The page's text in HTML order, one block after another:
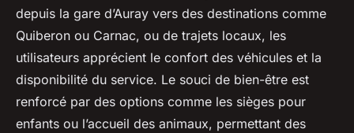
depuis la gare d’Auray vers des destinations comme
Quiberon ou Carnac, ou de trajets locaux, les
utilisateurs apprécient le confort des véhicules et la
disponibilité du service. Le souci de bien-être est
renforcé par des options comme les sièges pour
enfants ou l’accueil des animaux, permettant des